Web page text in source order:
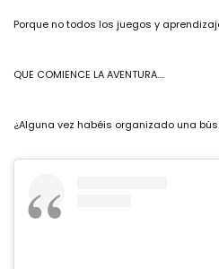
Porque no todos los juegos y
QUE COMIENCE LA AVENTURA….
¿Alguna vez habéis organizado una